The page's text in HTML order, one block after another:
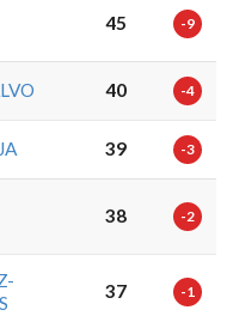
45 -9
40 -4
39 -3
38 -2
37 -1